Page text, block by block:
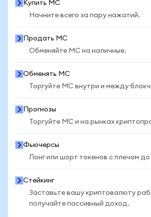
Купить MC
Начните всего за пару нажатий.
Продать MC
Обменяйте MC на наличные.
Обменять MC
Торгуйте MC внутри и между
Прогнозы
Торгуйте MC и на рынках
Фьючерсы
Лонг или шорт токенов с плечом до
Стейкинг
Заставьте вашу криптовалюту
получайте пассивный доход.